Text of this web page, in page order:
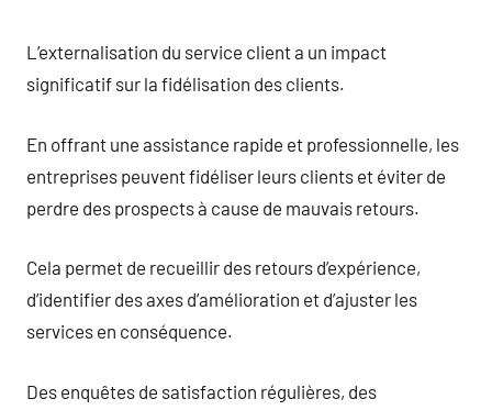
L’externalisation du service client a un impact
significatif sur la fidélisation des clients.
En offrant une assistance rapide et professionnelle, les
entreprises peuvent fidéliser leurs clients et éviter de
perdre des prospects à cause de mauvais retours.
Cela permet de recueillir des retours d’expérience,
d’identifier des axes d’amélioration et d’ajuster les
services en conséquence.
Des enquêtes de satisfaction régulières, des